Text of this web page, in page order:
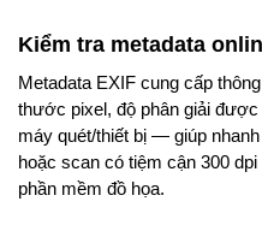
Kiểm tra metadata
Metadata EXIF cung cấp
thước pixel, độ phân giải
máy quét/thiết bị — giúp
hoặc scan có tiệm cận 300
phần mềm đồ họa.